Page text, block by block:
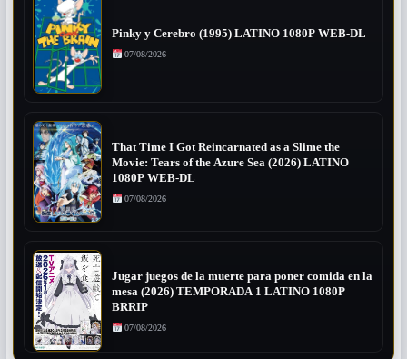
Pinky y Cerebro (1995) LATINO 1080P WEB-DL
07/08/2026
That Time I Got Reincarnated as a Slime the
Movie: Tears of the Azure Sea (2026) LATINO
1080P WEB-DL
07/08/2026
Jugar juegos de la muerte para poner comida en la
mesa (2026) TEMPORADA 1 LATINO 1080P
BRRIP
07/08/2026